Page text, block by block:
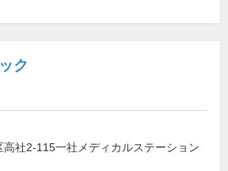
ク
社2-115一社メディカルステーション